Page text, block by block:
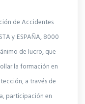
de Accidentes
y ESPAÑA, 8000
de lucro, que
la formación en
a través de
participación en